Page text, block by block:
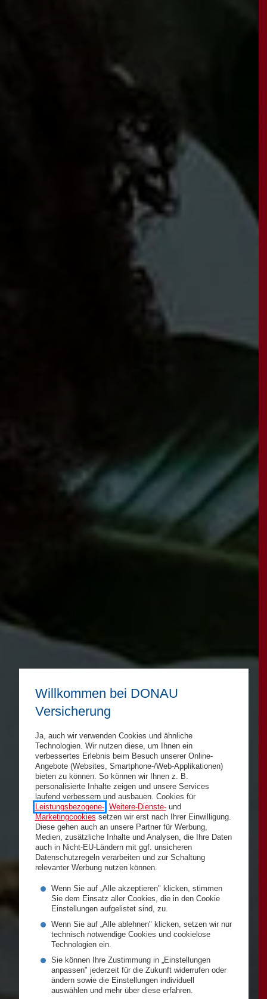
Willkommen bei DONAU
Versicherung
Ja, auch wir verwenden Cookies und ähnliche
Technologien. Wir nutzen diese, um Ihnen ein
verbessertes Erlebnis beim Besuch unserer Online-
Angebote (Websites, Smartphone-/Web-Applikationen)
bieten zu können. So können wir Ihnen z. B.
personalisierte Inhalte zeigen und unsere Services
laufend verbessern und ausbauen. Cookies für
Leistungsbezogene-, Weitere-Dienste-und
Marketingcookies setzen wir erst nach Ihrer Einwilligung.
Diese gehen auch an unsere Partner für Werbung,
Medien, zusätzliche Inhalte und Analysen, die Ihre Daten
auch in Nicht-EU-Ländern mit ggf. unsicheren
Datenschutzregeln verarbeiten und zur Schaltung
relevanter Werbung nutzen können.
Wenn Sie auf „Alle akzeptieren" klicken, stimmen
Sie dem Einsatz aller Cookies, die in den Cookie
Einstellungen aufgelistet sind, zu.
Wenn Sie auf „Alle ablehnen" klicken, setzen wir nur
technisch notwendige Cookies und cookielose
Technologien ein.
Sie können Ihre Zustimmung in „Einstellungen
anpassen" jederzeit für die Zukunft widerrufen oder
ändern sowie die Einstellungen individuell
auswählen und mehr über diese erfahren.